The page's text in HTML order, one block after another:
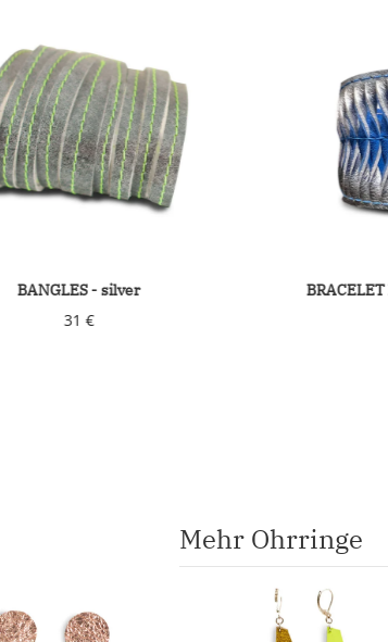
BRACELET LAMELLA - bluesilver
Mehr Ohrringe